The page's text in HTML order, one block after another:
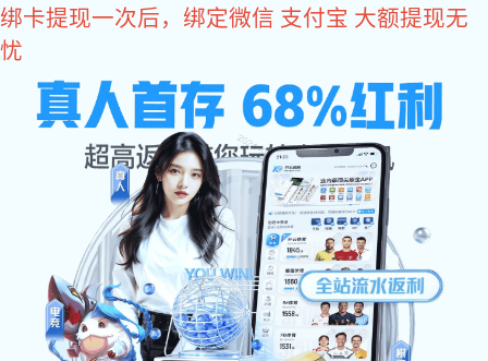
xk星空体育
xk星空体育> 资讯>xk星空体育建站 >